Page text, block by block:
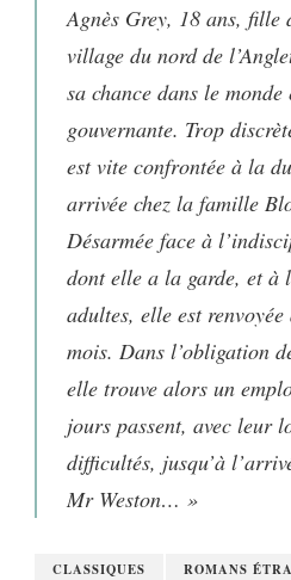
Agnès Grey, 18 ans, fille
village du nord de
sa chance dans le
gouvernante. Trop
est vite confrontée à la
arrivée chez la famille
Désarmée face à
dont elle a la garde, et à
adultes, elle est
mois. Dans l’obligation
elle trouve alors un
jours passent, avec leur
difficultés, jusqu’à
Mr Weston… »
CLASSIQUES
ROMANS